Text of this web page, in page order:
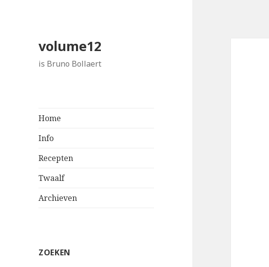
volume12
is Bruno Bollaert
Home
Info
Recepten
Twaalf
Archieven
ZOEKEN